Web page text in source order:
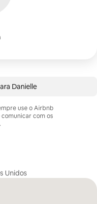
Danielle
use o Airbnb
com os
Unidos